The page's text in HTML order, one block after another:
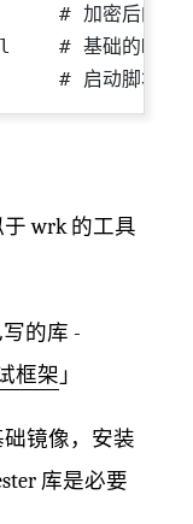
加密后的S3
基础的K8s部
wrk 的工具
的库 -
框架 」
镜像，安装
库是必要